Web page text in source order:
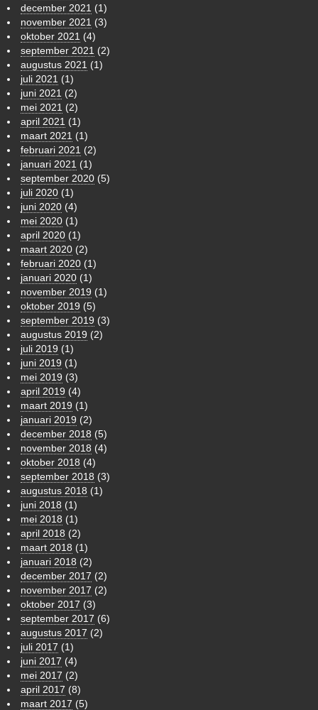
december 2021 (1)
november 2021 (3)
oktober 2021 (4)
september 2021 (2)
augustus 2021 (1)
juli 2021 (1)
juni 2021 (2)
mei 2021 (2)
april 2021 (1)
maart 2021 (1)
februari 2021 (2)
januari 2021 (1)
september 2020 (5)
juli 2020 (1)
juni 2020 (4)
mei 2020 (1)
april 2020 (1)
maart 2020 (2)
februari 2020 (1)
januari 2020 (1)
november 2019 (1)
oktober 2019 (5)
september 2019 (3)
augustus 2019 (2)
juli 2019 (1)
juni 2019 (1)
mei 2019 (3)
april 2019 (4)
maart 2019 (1)
januari 2019 (2)
december 2018 (5)
november 2018 (4)
oktober 2018 (4)
september 2018 (3)
augustus 2018 (1)
juni 2018 (1)
mei 2018 (1)
april 2018 (2)
maart 2018 (1)
januari 2018 (2)
december 2017 (2)
november 2017 (2)
oktober 2017 (3)
september 2017 (6)
augustus 2017 (2)
juli 2017 (1)
juni 2017 (4)
mei 2017 (2)
april 2017 (8)
maart 2017 (5)